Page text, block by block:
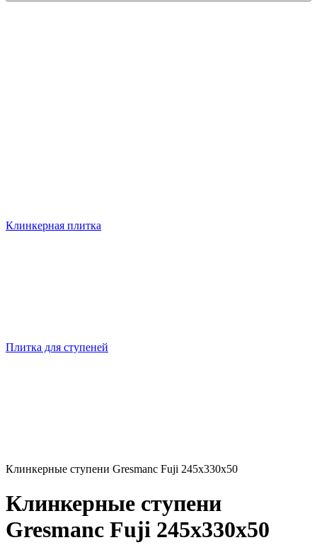
Клинкерная плитка
Плитка для ступеней
Клинкерные ступени Gresmanc Fuji 245x330x50
Клинкерные ступени
Gresmanc Fuji 245x330x50